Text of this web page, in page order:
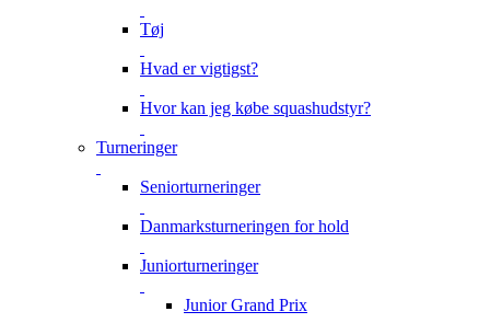
Tøj
Hvad er vigtigst?
Hvor kan jeg købe squashudstyr?
Turneringer
Seniorturneringer
Danmarksturneringen for hold
Juniorturneringer
Junior Grand Prix